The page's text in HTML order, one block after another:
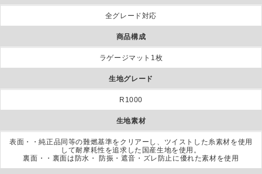
全グレード対応
商品構成
ラゲージマット1枚
生地グレード
R1000
生地素材
表面・・純正品同等の難燃基準をクリアーし、ツイストした糸素材を使用
して耐摩耗性を追求した国産生地を使用。
裏面・・裏面は防水・ 防振・遮音・ズレ防止に優れた素材を使用